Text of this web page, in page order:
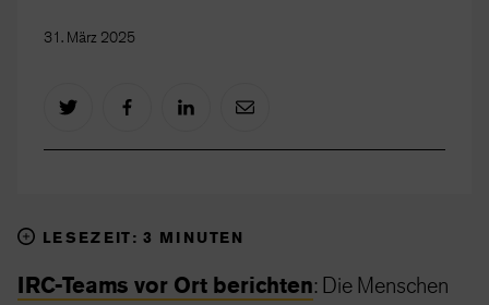
31. März 2025
LESEZEIT: 3 MINUTEN
IRC-Teams vor Ort berichten: Die Menschen